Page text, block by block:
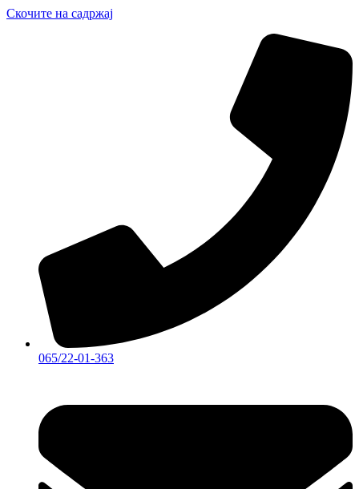
Скочите на садржај
065/22-01-363